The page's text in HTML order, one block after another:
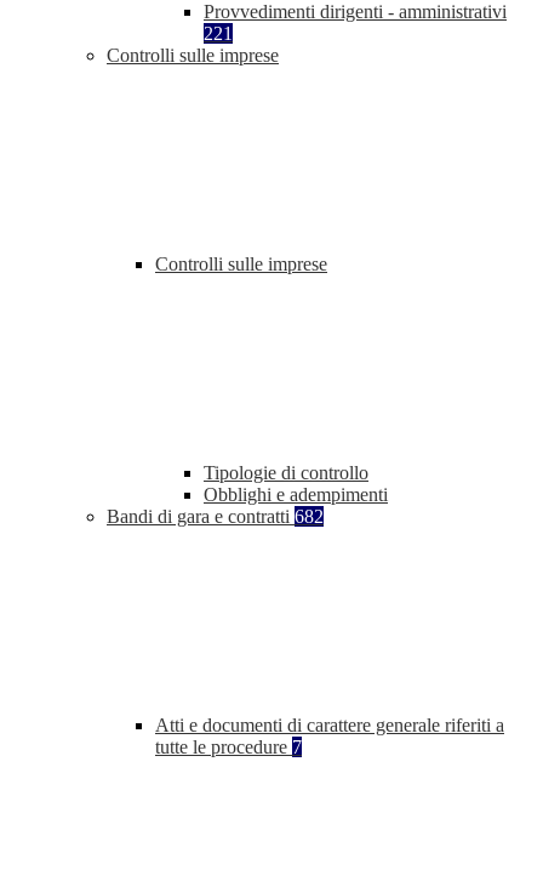
Provvedimenti dirigenti - amministrativi
221
Controlli sulle imprese
Controlli sulle imprese
Tipologie di controllo
Obblighi e adempimenti
Bandi di gara e contratti 682
Atti e documenti di carattere generale riferiti a
tutte le procedure 7